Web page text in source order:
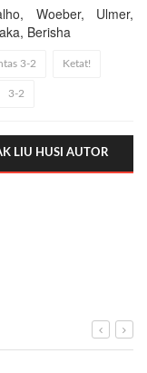
Woeber, Ulmer,
Berisha
3-2 Ketat!
3-2
LIU HUSI AUTOR